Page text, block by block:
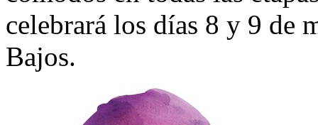
celebrará los días 8 y 9 de
Bajos.